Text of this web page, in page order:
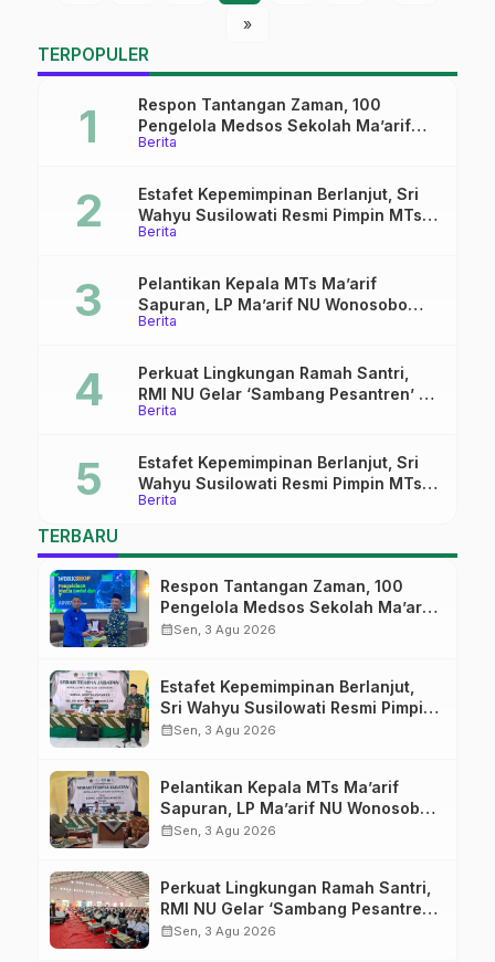
»
TERPOPULER
Berita
Respon Tantangan Zaman, 100
Pengelola Medsos Sekolah Ma’arif
Pekalongan Ikuti Pelatihan Literasi
Berita
Estafet Kepemimpinan Berlanjut, Sri
Wahyu Susilowati Resmi Pimpin MTs
Ma’arif Sapuran
Berita
Pelantikan Kepala MTs Ma’arif
Sapuran, LP Ma’arif NU Wonosobo
Tekankan Lima Amanah
Berita
Perkuat Lingkungan Ramah Santri,
RMI NU Gelar ‘Sambang Pesantren’ di
Pati
Berita
Estafet Kepemimpinan Berlanjut, Sri
Wahyu Susilowati Resmi Pimpin MTs
Ma’arif Sapuran
TERBARU
Respon Tantangan Zaman, 100
Pengelola Medsos Sekolah Ma’arif
Pekalongan Ikuti Pelatihan Literasi
calendar_monthSen, 3 Agu 2026
Estafet Kepemimpinan Berlanjut,
Sri Wahyu Susilowati Resmi Pimpin
MTs Ma’arif Sapuran
calendar_monthSen, 3 Agu 2026
Pelantikan Kepala MTs Ma’arif
Sapuran, LP Ma’arif NU Wonosobo
Tekankan Lima Amanah
calendar_monthSen, 3 Agu 2026
Perkuat Lingkungan Ramah Santri,
RMI NU Gelar ‘Sambang Pesantren’
di Pati
calendar_monthSen, 3 Agu 2026